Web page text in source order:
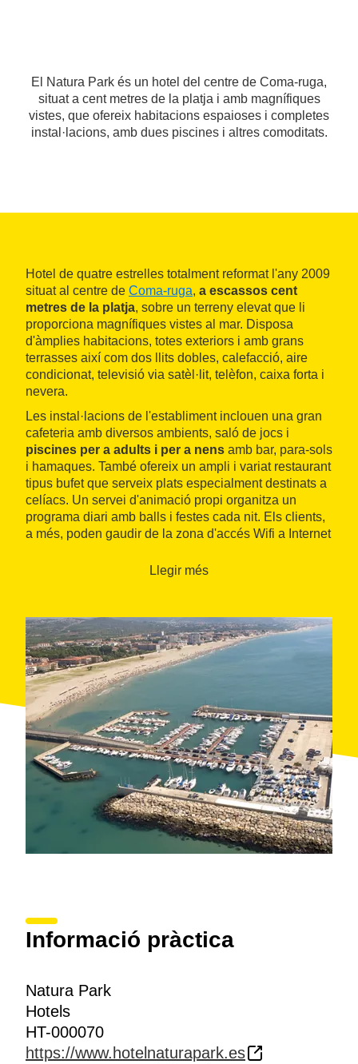
El Natura Park és un hotel del centre de Coma-ruga,
situat a cent metres de la platja i amb magnífiques
vistes, que ofereix habitacions espaioses i completes
instal·lacions, amb dues piscines i altres comoditats.
Hotel de quatre estrelles totalment reformat l'any 2009
situat al centre de Coma-ruga, a escassos cent
metres de la platja, sobre un terreny elevat que li
proporciona magnífiques vistes al mar. Disposa
d'àmplies habitacions, totes exteriors i amb grans
terrasses així com dos llits dobles, calefacció, aire
condicionat, televisió via satèl·lit, telèfon, caixa forta i
nevera.
Les instal·lacions de l'establiment inclouen una gran
cafeteria amb diversos ambients, saló de jocs i
piscines per a adults i per a nens amb bar, para-sols
i hamaques. També ofereix un ampli i variat restaurant
tipus bufet que serveix plats especialment destinats a
celíacs. Un servei d'animació propi organitza un
programa diari amb balls i festes cada nit. Els clients,
a més, poden gaudir de la zona d'accés Wifi a Internet
Llegir més
Informació pràctica
Natura Park
Hotels
HT-000070
https://www.hotelnaturapark.es